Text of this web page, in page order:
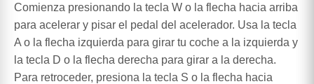
Comienza presionando la tecla W o la flecha hacia arriba
para acelerar y pisar el pedal del acelerador. Usa la tecla
A o la flecha izquierda para girar tu coche a la izquierda y
la tecla D o la flecha derecha para girar a la derecha.
Para retroceder, presiona la tecla S o la flecha hacia